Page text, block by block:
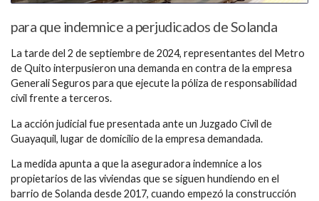
para que indemnice a perjudicados de Solanda
La tarde del 2 de septiembre de 2024, representantes del Metro
de Quito interpusieron una demanda en contra de la empresa
Generali Seguros para que ejecute la póliza de responsabilidad
civil frente a terceros.
La acción judicial fue presentada ante un Juzgado Civil de
Guayaquil, lugar de domicilio de la empresa demandada.
La medida apunta a que la aseguradora indemnice a los
propietarios de las viviendas que se siguen hundiendo en el
barrio de Solanda desde 2017, cuando empezó la construcción